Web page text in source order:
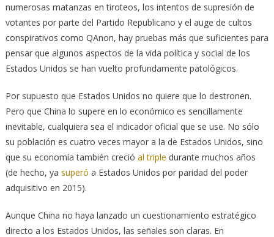
numerosas matanzas en tiroteos, los intentos de supresión de
votantes por parte del Partido Republicano y el auge de cultos
conspirativos como QAnon, hay pruebas más que suficientes para
pensar que algunos aspectos de la vida política y social de los
Estados Unidos se han vuelto profundamente patológicos.
Por supuesto que Estados Unidos no quiere que lo destronen.
Pero que China lo supere en lo económico es sencillamente
inevitable, cualquiera sea el indicador oficial que se use. No sólo
su población es cuatro veces mayor a la de Estados Unidos, sino
que su economía también creció al triple durante muchos años
(de hecho, ya superó a Estados Unidos por paridad del poder
adquisitivo en 2015).
Aunque China no haya lanzado un cuestionamiento estratégico
directo a los Estados Unidos, las señales son claras. En